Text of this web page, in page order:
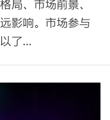
局、市场前景、
影响。市场参与
了...